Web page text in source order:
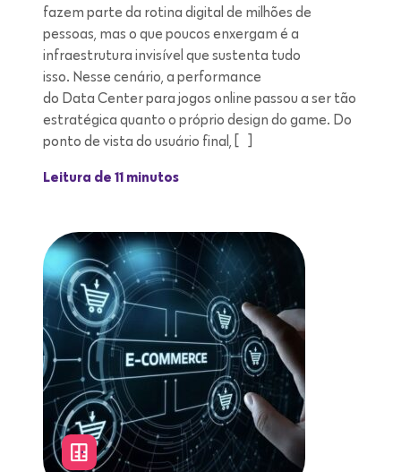
fazem parte da rotina digital de milhões de
pessoas, mas o que poucos enxergam é a
infraestrutura invisível que sustenta tudo
isso. Nesse cenário, a performance
do Data Center para jogos online passou a ser tão
estratégica quanto o próprio design do game. Do
ponto de vista do usuário final, […]
Leitura de 11 minutos